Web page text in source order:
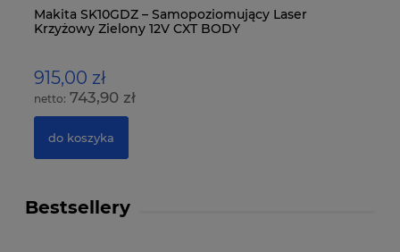
Makita SK10GDZ – Samopoziomujący Laser
Krzyżowy Zielony 12V CXT BODY
915,00 zł
743,90 zł
do koszyka
Bestsellery